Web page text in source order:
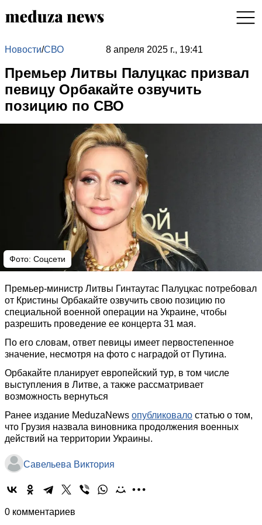
Новости/СВО 8 апреля 2025 г., 19:41
Премьер Литвы Палуцкас призвал
певицу Орбакайте озвучить
позицию по СВО
Фото: Соцсети
Премьер-министр Литвы Гинтаутас Палуцкас потребовал
от Кристины Орбакайте озвучить свою позицию по
специальной военной операции на Украине, чтобы
разрешить проведение ее концерта 31 мая.
По его словам, ответ певицы имеет первостепенное
значение, несмотря на фото с наградой от Путина.
Орбакайте планирует европейский тур, в том числе
выступления в Литве, а также рассматривает
возможность вернуться
Ранее издание MeduzaNews опубликовало статью о том,
что Грузия назвала виновника продолжения военных
действий на территории Украины.
Савельева Виктория
0 комментариев